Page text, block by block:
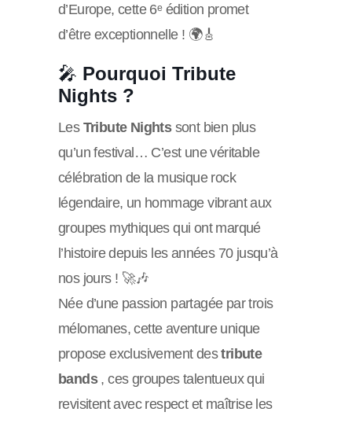
d’Europe, cette 6ᵉ édition promet
d’être exceptionnelle ! 🌍🎸
🎤 Pourquoi Tribute
Nights ?
Les Tribute Nights sont bien plus
qu’un festival… C’est une véritable
célébration de la musique rock
légendaire, un hommage vibrant aux
groupes mythiques qui ont marqué
l’histoire depuis les années 70 jusqu’à
nos jours ! 🚀🎶
Née d’une passion partagée par trois
mélomanes, cette aventure unique
propose exclusivement destribute
bands , ces groupes talentueux qui
revisitent avec respect et maîtrise les